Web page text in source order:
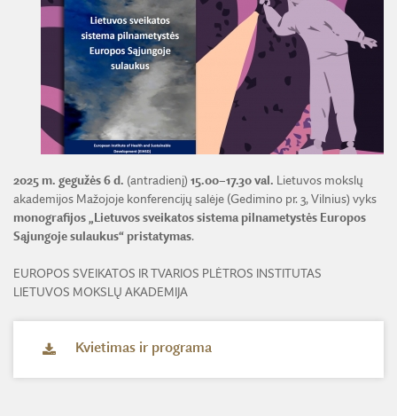
VIRTUALI LMA
TECHNIKOS MOKSLŲ SKYRIUS
JAUNOJI AKADEMIJA
SKYRIAI IR PADALINIAI
PAREIGYBIŲ APRAŠYMAS IR ATLIEKAMOS FUNKCIJOS
BENDRADARBIAVIMO SUTARTYS
MOKSLININKO ETIKOS KODEKSAS
KORUPCIJOS PREVENCIJA
PRANEŠĖJŲ APSAUGA
NUORODOS
BENDRADARBIAVIMAS SU REGIONAIS
LMA IR AKADEMIKAI ŽINIASKLAIDOJE
PASLAUGOS
ES SF PARAMA LMA
ATVIRI DUOMENYS
FINANSŲ KONTROLĖS TAISYKLĖS
ŪKIO SUBJEKTŲ PRIEŽIŪRA
TARNYBINIAI LENGVIEJI AUTOMOBILIAI
LĖŠOS VEIKLAI VIEŠINTI
2025 m. gegužės 6 d. (antradienį) 15.00–17.30 val. Lietuvos mokslų
akademijos Mažojoje konferencijų salėje (Gedimino pr. 3, Vilnius) vyks
monografijos „Lietuvos sveikatos sistema pilnametystės Europos
Sąjungoje sulaukus“ pristatymas.
EUROPOS SVEIKATOS IR TVARIOS PLĖTROS INSTITUTAS
LIETUVOS MOKSLŲ AKADEMIJA
Kvietimas ir programa